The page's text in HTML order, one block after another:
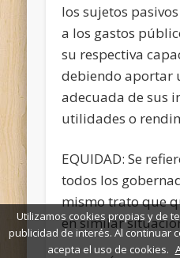
los sujetos
a los gastos
su respectiva
debiendo aportar
adecuada de sus
utilidades o
EQUIDAD: Se
todos los
mismo trato que
en similar
Utilizamos cookies propias y de
publicidad de interés. Al continuar
acepta el uso de cookies.